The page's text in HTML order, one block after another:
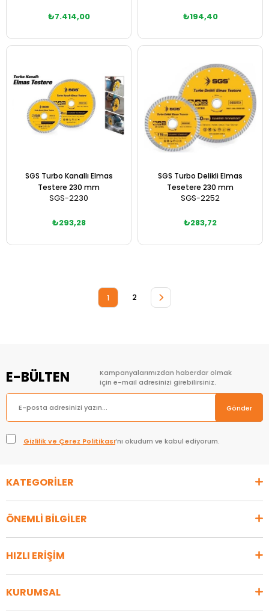
₺7.414,00 ₺194,40
SGS Turbo Kanallı Elmas
Testere 230 mm
SGS-2230
₺293,28
SGS Turbo Delikli Elmas
Tesetere 230 mm
SGS-2252
₺283,72
1 2 >
E-BÜLTEN
Kampanyalarımızdan haberdar olmak
için e-mail adresinizi girebilirsiniz.
Gönder
Gizlilik ve Çerez Politikası’nı okudum ve kabul ediyorum.
KATEGORİLER
ÖNEMLİ BİLGİLER
HIZLI ERİŞİM
KURUMSAL